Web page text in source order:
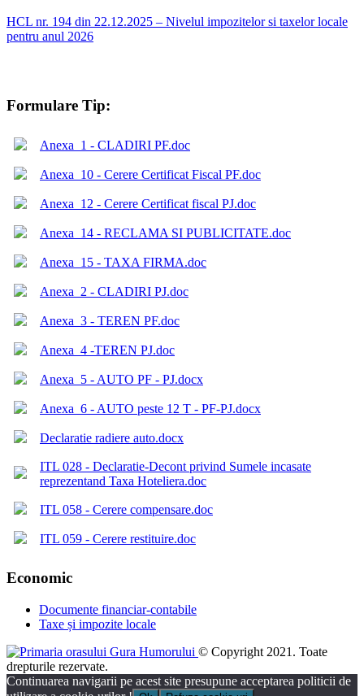
HCL nr. 194 din 22.12.2025 – Nivelul impozitelor si taxelor locale
pentru anul 2026
Formulare Tip:
Anexa_1 - CLADIRI PF.doc
Anexa_10 - Cerere Certificat Fiscal PF.doc
Anexa_12 - Cerere Certificat fiscal PJ.doc
Anexa_14 - RECLAMA SI PUBLICITATE.doc
Anexa_15 - TAXA FIRMA.doc
Anexa_2 - CLADIRI PJ.doc
Anexa_3 - TEREN PF.doc
Anexa_4 -TEREN PJ.doc
Anexa_5 - AUTO PF - PJ.docx
Anexa_6 - AUTO peste 12 T - PF-PJ.docx
Declaratie radiere auto.docx
ITL 028 - Declaratie-Decont privind Sumele incasate
reprezentand Taxa Hoteliera.doc
ITL 058 - Cerere compensare.doc
ITL 059 - Cerere restituire.doc
Economic
Documente financiar-contabile
Taxe și impozite locale
© Copyright 2021. Toate
drepturile rezervate.
Continuarea navigarii pe acest site presupune acceptarea politicii de